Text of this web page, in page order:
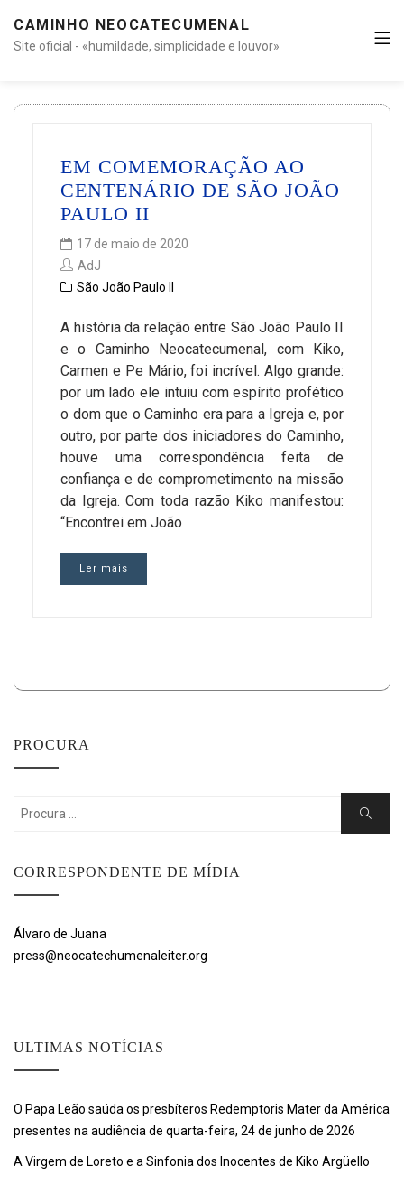
CAMINHO NEOCATECUMENAL
Site oficial - «humildade, simplicidade e louvor»
EM COMEMORAÇÃO AO
CENTENÁRIO DE SÃO JOÃO
PAULO II
17 de maio de 2020
AdJ
São João Paulo II
A história da relação entre São João Paulo II
e o Caminho Neocatecumenal, com Kiko,
Carmen e Pe Mário, foi incrível. Algo grande:
por um lado ele intuiu com espírito profético
o dom que o Caminho era para a Igreja e, por
outro, por parte dos iniciadores do Caminho,
houve uma correspondência feita de
confiança e de comprometimento na missão
da Igreja. Com toda razão Kiko manifestou:
“Encontrei em João
Ler mais
PROCURA
Search
Search
CORRESPONDENTE DE MÍDIA
Álvaro de Juana
press@neocatechumenaleiter.org
ULTIMAS NOTÍCIAS
O Papa Leão saúda os presbíteros Redemptoris Mater da América
presentes na audiência de quarta-feira, 24 de junho de 2026
A Virgem de Loreto e a Sinfonia dos Inocentes de Kiko Argüello